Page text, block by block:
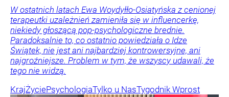
W ostatnich latach Ewa Woydyłło-Osiatyńska z cenionej
terapeutki uzależnień zamieniła się w influencerkę,
niekiedy głoszącą pop-psychologiczne brednie.
Paradoksalnie to, co ostatnio powiedziała o Idze
Świątek, nie jest ani najbardziej kontrowersyjne, ani
najgroźniejsze. Problem w tym, że wszyscy udawali, że
tego nie widzą.
KrajŻyciePsychologiaTylko u NasTygodnik Wprost